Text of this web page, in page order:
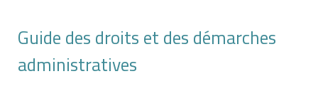
Guide des droits et des démarches
administratives